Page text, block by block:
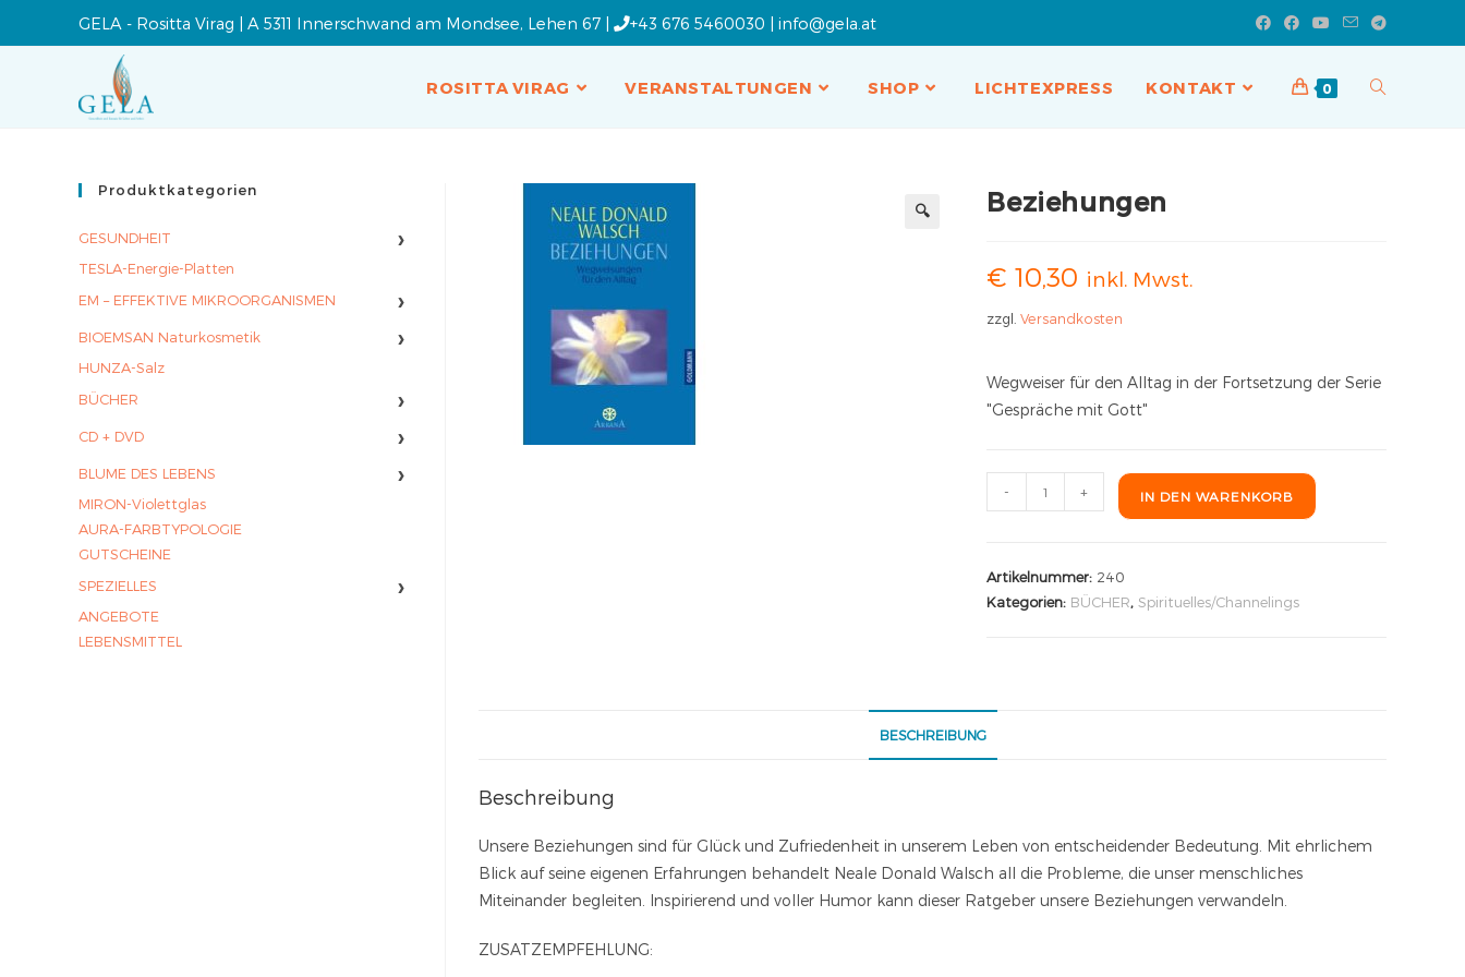
GELA - Rositta Virag | A 5311 Innerschwand am Mondsee, Lehen 67 | +43 676 5460030 | info@gela.at
ROSITTA VIRAG VERANSTALTUNGEN SHOP LICHTEXPRESS KONTAKT 0
Beziehungen
€ 10,30 inkl. Mwst.
zzgl.Versandkosten
Wegweiser für den Alltag in der Fortsetzung der Serie
"Gespräche mit Gott"
- + IN DEN WARENKORB
Artikelnummer: 240
Kategorien: BÜCHER,Spirituelles/Channelings
BESCHREIBUNG
Beschreibung
Unsere Beziehungen sind für Glück und Zufriedenheit in unserem Leben von entscheidender Bedeutung. Mit ehrlichem
Blick auf seine eigenen Erfahrungen behandelt Neale Donald Walsch all die Probleme, die unser menschliches
Miteinander begleiten. Inspirierend und voller Humor kann dieser Ratgeber unsere Beziehungen verwandeln.
ZUSATZEMPFEHLUNG:
Produktkategorien
GESUNDHEIT ›
TESLA-Energie-Platten
EM – EFFEKTIVE MIKROORGANISMEN
›
BIOEMSAN Naturkosmetik ›
HUNZA-Salz
BÜCHER
›
CD + DVD ›
BLUME DES LEBENS ›
MIRON-Violettglas
AURA-FARBTYPOLOGIE
GUTSCHEINE
SPEZIELLES
›
ANGEBOTE
LEBENSMITTEL